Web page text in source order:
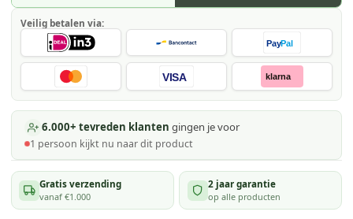
Veilig betalen via:
PayPal
VISA klarna
6.000+ tevreden klanten gingen je voor
1 persoon kijkt nu naar dit product
Gratis verzending
vanaf €1.000
2 jaar garantie
op alle producten